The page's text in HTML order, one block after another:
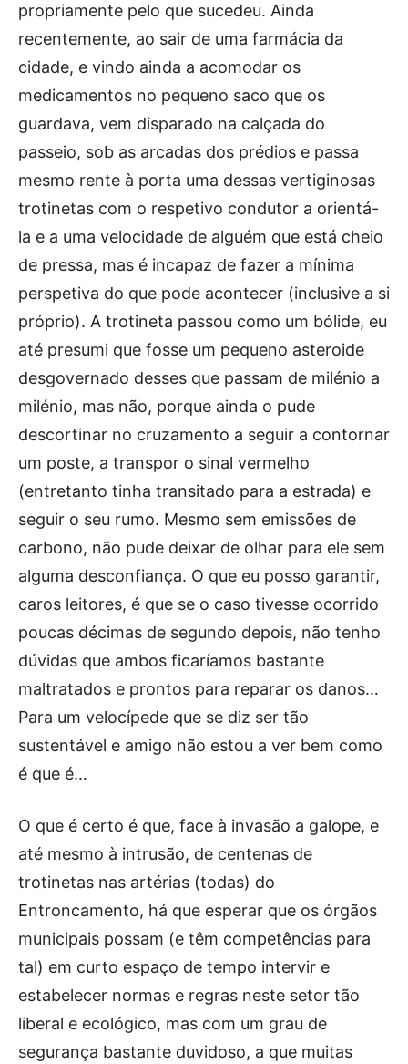
propriamente pelo que sucedeu. Ainda
recentemente, ao sair de uma farmácia da
cidade, e vindo ainda a acomodar os
medicamentos no pequeno saco que os
guardava, vem disparado na calçada do
passeio, sob as arcadas dos prédios e passa
mesmo rente à porta uma dessas vertiginosas
trotinetas com o respetivo condutor a orientá-
la e a uma velocidade de alguém que está cheio
de pressa, mas é incapaz de fazer a mínima
perspetiva do que pode acontecer (inclusive a si
próprio). A trotineta passou como um bólide, eu
até presumi que fosse um pequeno asteroide
desgovernado desses que passam de milénio a
milénio, mas não, porque ainda o pude
descortinar no cruzamento a seguir a contornar
um poste, a transpor o sinal vermelho
(entretanto tinha transitado para a estrada) e
seguir o seu rumo. Mesmo sem emissões de
carbono, não pude deixar de olhar para ele sem
alguma desconfiança. O que eu posso garantir,
caros leitores, é que se o caso tivesse ocorrido
poucas décimas de segundo depois, não tenho
dúvidas que ambos ficaríamos bastante
maltratados e prontos para reparar os danos…
Para um velocípede que se diz ser tão
sustentável e amigo não estou a ver bem como
é que é…
O que é certo é que, face à invasão a galope, e
até mesmo à intrusão, de centenas de
trotinetas nas artérias (todas) do
Entroncamento, há que esperar que os órgãos
municipais possam (e têm competências para
tal) em curto espaço de tempo intervir e
estabelecer normas e regras neste setor tão
liberal e ecológico, mas com um grau de
segurança bastante duvidoso, a que muitas